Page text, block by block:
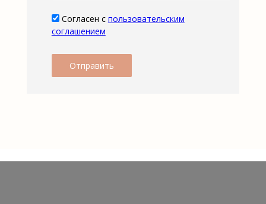
Согласен с пользовательским
соглашением